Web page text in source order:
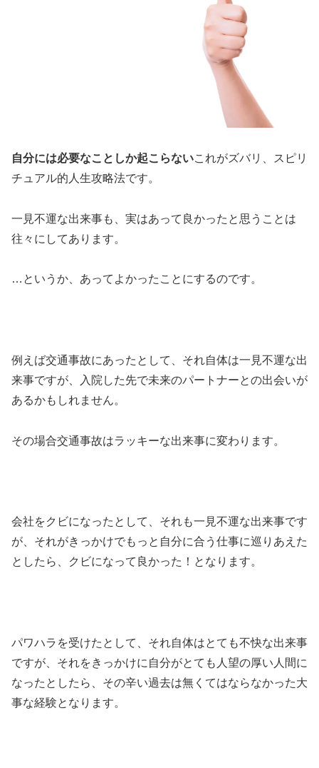
自分には必要なことしか起こらないこれがズバリ、スピリ
チュアル的人生攻略法です。
一見不運な出来事も、実はあって良かったと思うことは
往々にしてあります。
…というか、あってよかったことにするのです。
例えば交通事故にあったとして、それ自体は一見不運な出
来事ですが、入院した先で未来のパートナーとの出会いが
あるかもしれません。
その場合交通事故はラッキーな出来事に変わります。
会社をクビになったとして、それも一見不運な出来事です
が、それがきっかけでもっと自分に合う仕事に巡りあえた
としたら、クビになって良かった！となります。
パワハラを受けたとして、それ自体はとても不快な出来事
ですが、それをきっかけに自分がとても人望の厚い人間に
なったとしたら、その辛い過去は無くてはならなかった大
事な経験となります。